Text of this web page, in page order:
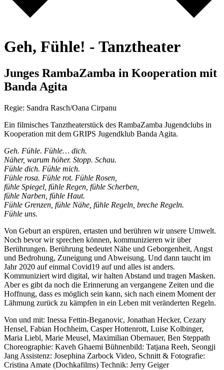
Geh, Fühle! - Tanztheater
Junges RambaZamba in Kooperation mit
Banda Agita
Regie: Sandra Rasch/Oana Cirpanu
Ein filmisches Tanztheaterstück des RambaZamba Jugendclubs in
Kooperation mit dem GRIPS Jugendklub Banda Agita.
Geh. Fühle. Fühle… dich.
Näher, warum höher. Stopp. Schau.
Fühle dich. Fühle mich.
Fühle rosa. Fühle rot. Fühle Rosen,
fühle Spiegel, fühle Regen, fühle Scherben,
fühle Narben, fühle Haut.
Fühle Grenzen, fühle Nähe, fühle Regeln, breche Regeln.
Fühle uns.
Von Geburt an erspüren, ertasten und berühren wir unsere Umwelt.
Noch bevor wir sprechen können, kommunizieren wir über
Berührungen. Berührung bedeutet Nähe und Geborgenheit, Angst
und Bedrohung, Zuneigung und Abweisung. Und dann taucht im
Jahr 2020 auf einmal Covid19 auf und alles ist anders.
Kommuniziert wird digital, wir halten Abstand und tragen Masken.
Aber es gibt da noch die Erinnerung an vergangene Zeiten und die
Hoffnung, dass es möglich sein kann, sich nach einem Moment der
Lähmung zurück zu kämpfen in ein Leben mit veränderten Regeln.
Von und mit: Inessa Fettin-Beganovic, Jonathan Hecker, Cezary
Hensel, Fabian Hochheim, Casper Hottenrott, Luise Kolbinger,
Maria Liebl, Marie Meusel, Maximilian Obernauer, Ben Steppath
Choreographie: Kaveh Ghaemi Bühnenbild: Tatjana Reeh, Seongji
Jang Assistenz: Josephina Zarbock Video, Schnitt & Fotografie:
Cristina Amate (Dochkafilms) Technik: Jerry Geiger